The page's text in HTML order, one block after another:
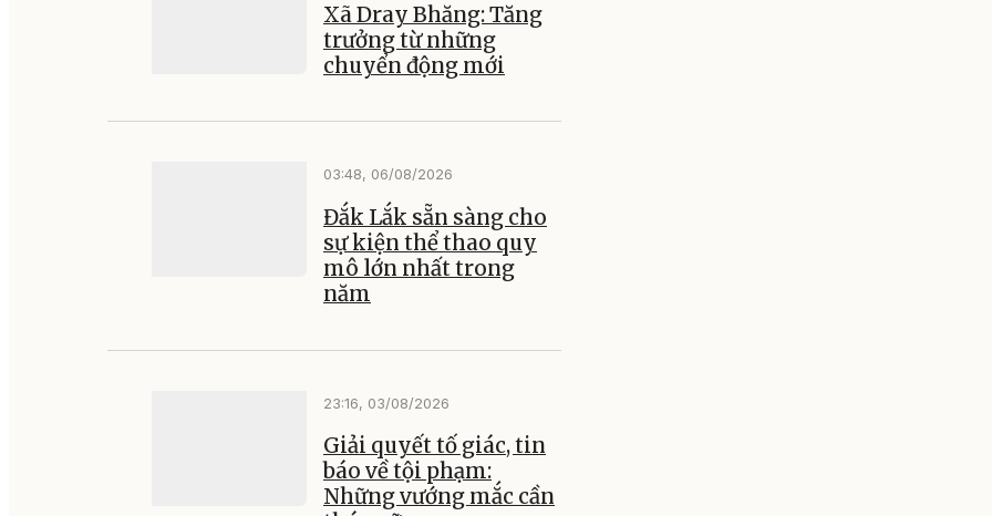
Xã Dray Bhăng: Tăng
trưởng từ những
chuyển động mới
03:48, 06/08/2026
Đắk Lắk sẵn sàng cho
sự kiện thể thao quy
mô lớn nhất trong
năm
23:16, 03/08/2026
Giải quyết tố giác, tin
báo về tội phạm:
Những vướng mắc cần